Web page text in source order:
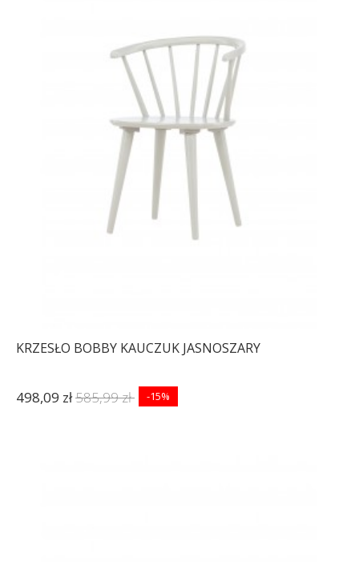
KRZESŁO BOBBY KAUCZUK JASNOSZARY
498,09 zł585,99 zł -15%